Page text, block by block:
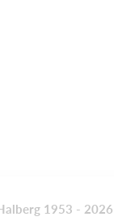
1953 - 2026